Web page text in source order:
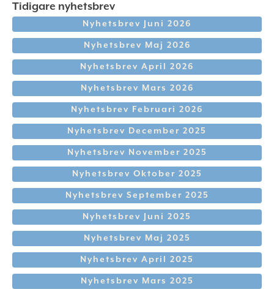
Tidigare nyhetsbrev
Nyhetsbrev Juni 2026
Nyhetsbrev Maj 2026
Nyhetsbrev April 2026
Nyhetsbrev Mars 2026
Nyhetsbrev Februari 2026
Nyhetsbrev December 2025
Nyhetsbrev November 2025
Nyhetsbrev Oktober 2025
Nyhetsbrev September 2025
Nyhetsbrev Juni 2025
Nyhetsbrev Maj 2025
Nyhetsbrev April 2025
Nyhetsbrev Mars 2025